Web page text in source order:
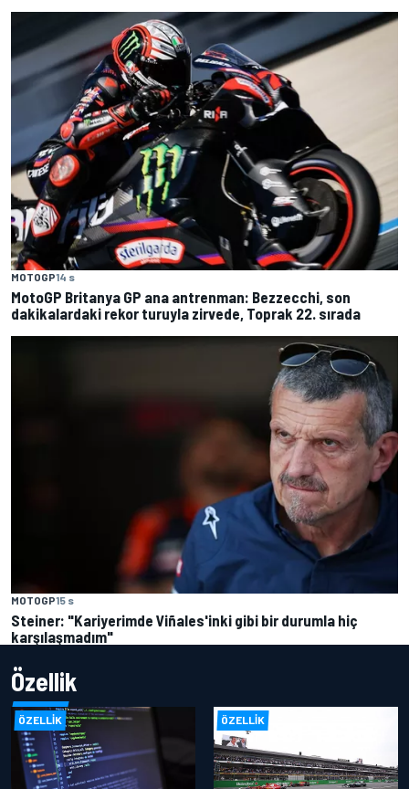
MOTOGP14 s
MotoGP Britanya GP ana antrenman: Bezzecchi, son
dakikalardaki rekor turuyla zirvede, Toprak 22. sırada
MOTOGP15 s
Steiner: "Kariyerimde Viñales'inki gibi bir durumla hiç
karşılaşmadım"
Özellik
ÖZELLIK ÖZELLIK